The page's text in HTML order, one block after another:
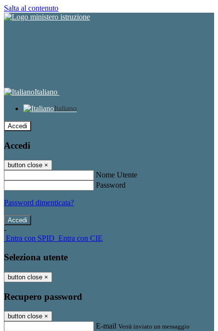
Salta al contenuto
Italiano
Italiano
Accedi
Accedi
button close ×
Nome Utente
Password
Password dimenticata?
-
Entra con SPID Entra con CIE
Seleziona utente
button close ×
Recupero password
button close ×
E-mail Verrà inviato un messaggio